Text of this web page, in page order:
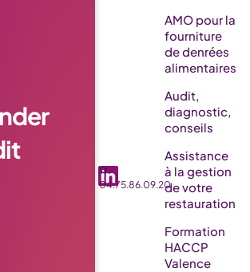
☎️
04.75.86.09.20
AMO pour la
fourniture
de denrées
alimentaires
Audit,
diagnostic,
conseils
Assistance
à la gestion
de votre
restauration
Formation
HACCP
Valence